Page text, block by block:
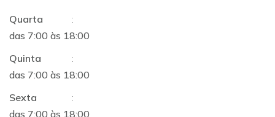
Quarta
:
das 7:00 às 18:00
Quinta
:
das 7:00 às 18:00
Sexta
:
das 7:00 às 18:00